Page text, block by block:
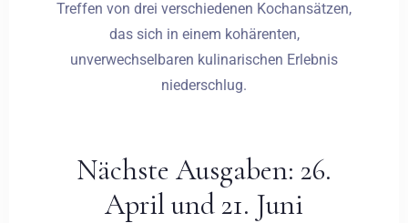
Treffen von drei verschiedenen Kochansätzen,
das sich in einem kohärenten,
unverwechselbaren kulinarischen Erlebnis
niederschlug.
Nächste Ausgaben: 26.
April und 21. Juni